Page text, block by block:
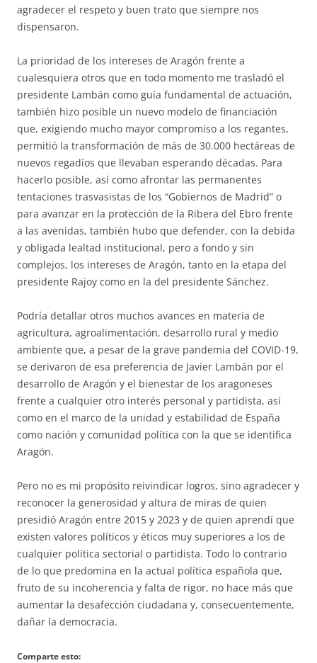
agradecer el respeto y buen trato que siempre nos
dispensaron.
La prioridad de los intereses de Aragón frente a
cualesquiera otros que en todo momento me trasladó el
presidente Lambán como guía fundamental de actuación,
también hizo posible un nuevo modelo de financiación
que, exigiendo mucho mayor compromiso a los regantes,
permitió la transformación de más de 30.000 hectáreas de
nuevos regadíos que llevaban esperando décadas. Para
hacerlo posible, así como afrontar las permanentes
tentaciones trasvasistas de los “Gobiernos de Madrid” o
para avanzar en la protección de la Ribera del Ebro frente
a las avenidas, también hubo que defender, con la debida
y obligada lealtad institucional, pero a fondo y sin
complejos, los intereses de Aragón, tanto en la etapa del
presidente Rajoy como en la del presidente Sánchez.
Podría detallar otros muchos avances en materia de
agricultura, agroalimentación, desarrollo rural y medio
ambiente que, a pesar de la grave pandemia del COVID-19,
se derivaron de esa preferencia de Javier Lambán por el
desarrollo de Aragón y el bienestar de los aragoneses
frente a cualquier otro interés personal y partidista, así
como en el marco de la unidad y estabilidad de España
como nación y comunidad política con la que se identifica
Aragón.
Pero no es mi propósito reivindicar logros, sino agradecer y
reconocer la generosidad y altura de miras de quien
presidió Aragón entre 2015 y 2023 y de quien aprendí que
existen valores políticos y éticos muy superiores a los de
cualquier política sectorial o partidista. Todo lo contrario
de lo que predomina en la actual política española que,
fruto de su incoherencia y falta de rigor, no hace más que
aumentar la desafección ciudadana y, consecuentemente,
dañar la democracia.
Comparte esto: